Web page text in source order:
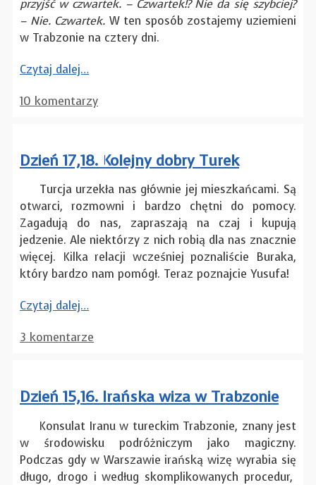
przyjść w czwartek. – Czwartek!? Nie da się szybciej?
– Nie. Czwartek. W ten sposób zostajemy uziemieni
w Trabzonie na cztery dni.
Czytaj dalej…
10 komentarzy
Dzień 17,18. Kolejny dobry Turek
Turcja urzekła nas głównie jej mieszkańcami. Są
otwarci, rozmowni i bardzo chętni do pomocy.
Zagadują do nas, zapraszają na czaj i kupują
jedzenie. Ale niektórzy z nich robią dla nas znacznie
więcej. Kilka relacji wcześniej poznaliście Buraka,
który bardzo nam pomógł. Teraz poznajcie Yusufa!
Czytaj dalej…
3 komentarze
Dzień 15,16. Irańska wiza w Trabzonie
Konsulat Iranu w tureckim Trabzonie, znany jest
w środowisku podróżniczym jako magiczny.
Podczas gdy w Warszawie irańską wizę wyrabia się
długo, drogo i według skomplikowanych procedur,